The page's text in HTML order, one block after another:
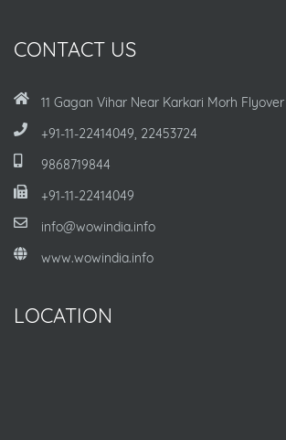
CONTACT US
11 Gagan Vihar Near Karkari Morh Flyover
+91-11-22414049, 22453724
9868719844
+91-11-22414049
info@wowindia.info
www.wowindia.info
LOCATION